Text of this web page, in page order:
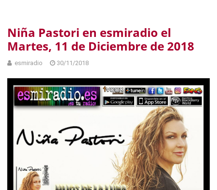
Niña Pastori en esmiradio el
Martes, 11 de Diciembre de 2018
esmiradio 30/11/2018